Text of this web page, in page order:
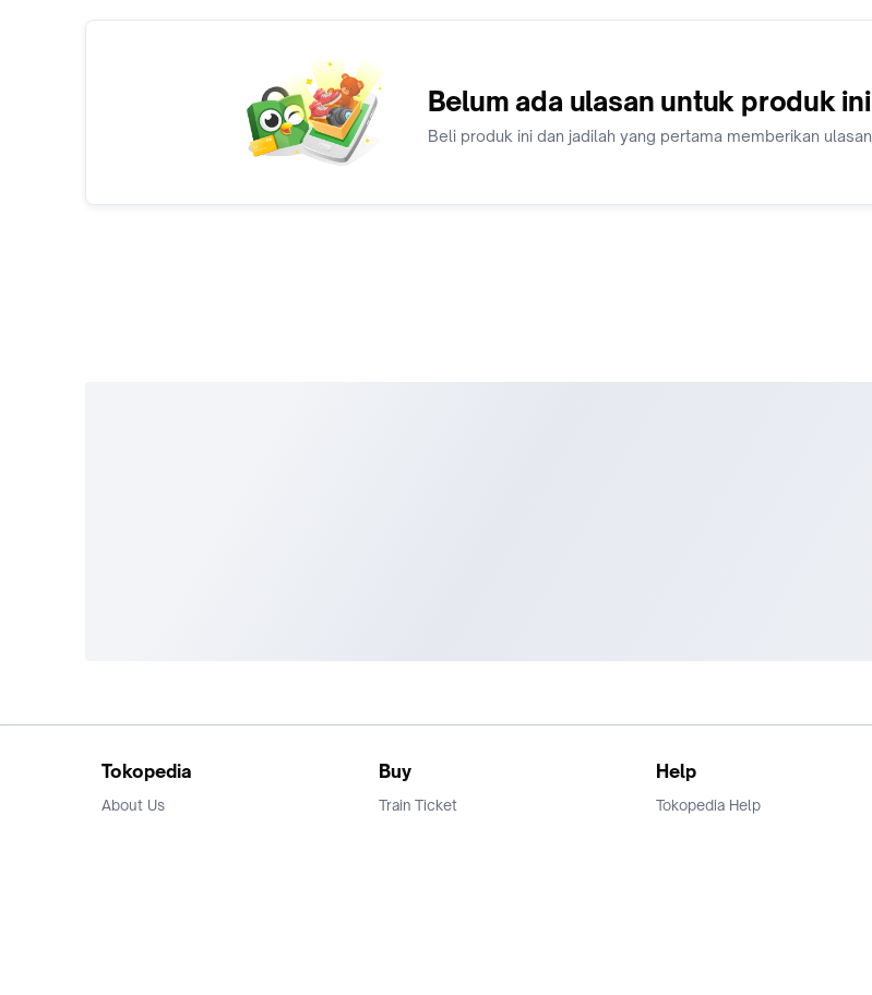
Belum ada ulasan untuk produk ini
Beli produk ini dan jadilah yang pertama memberikan ulasan
Tokopedia
About Us
Buy
Train Ticket
Help
Tokopedia Help